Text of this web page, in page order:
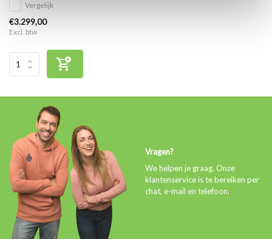
Vergelijk
€3.299,00
Excl. btw
Vragen?
We helpen je graag. Onze
klantenservice is te bereiken per
chat, e-mail en telefoon.